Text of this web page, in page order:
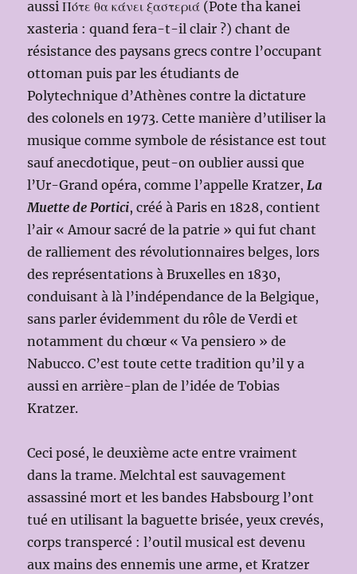
aussi Πότε θα κάνει ξαστεριά (Pote tha kanei
xasteria : quand fera-t-il clair ?) chant de
résistance des paysans grecs contre l’occupant
ottoman puis par les étudiants de
Polytechnique d’Athènes contre la dictature
des colonels en 1973. Cette manière d’utiliser la
musique comme symbole de résistance est tout
sauf anecdotique, peut-on oublier aussi que
l’Ur-Grand opéra, comme l’appelle Kratzer,La
Muette de Portici, créé à Paris en 1828, contient
l’air « Amour sacré de la patrie » qui fut chant
de ralliement des révolutionnaires belges, lors
des représentations à Bruxelles en 1830,
conduisant à là l’indépendance de la Belgique,
sans parler évidemment du rôle de Verdi et
notamment du chœur « Va pensiero » de
Nabucco. C’est toute cette tradition qu’il y a
aussi en arrière-plan de l’idée de Tobias
Kratzer.
Ceci posé, le deuxième acte entre vraiment
dans la trame. Melchtal est sauvagement
assassiné mort et les bandes Habsbourg l’ont
tué en utilisant la baguette brisée, yeux crevés,
corps transpercé : l’outil musical est devenu
aux mains des ennemis une arme, et Kratzer